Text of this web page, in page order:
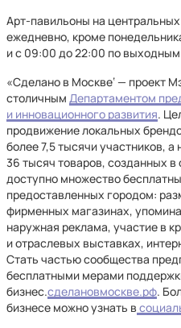
Арт-павильоны на
ежедневно, кроме
и с 09:00 до 22:00 по
«Сделано в Москве‘ — проект
столичным Департаментом
и инновационного развития.
продвижение локальных
более 7,5 тысячи участников,
36 тысяч товаров, созданных
доступно множество
предоставленных городом:
фирменных магазинах,
наружная реклама, участие в
и отраслевых выставках,
Стать частью сообщества
бесплатными мерами
бизнес.сделановмоскве.рф.
бизнесе можно узнать в